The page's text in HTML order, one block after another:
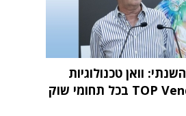
מחקר STKI השנתי: וואן טכנולוגיות
דורגה כ-TOP Vendor בכל תחומי שוק